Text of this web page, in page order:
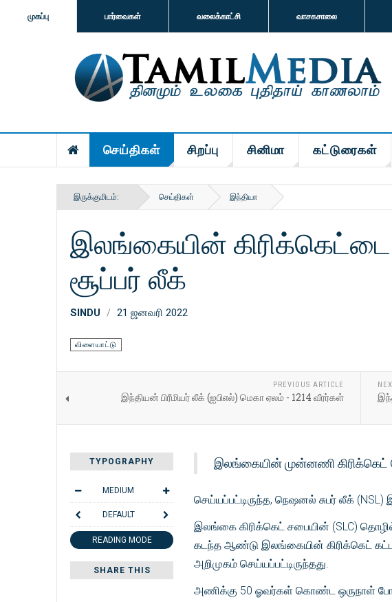
முகப்பு பார்வைகள் வலைக்காட்சி வாசகசாலை
செய்திகள் சிறப்பு சினிமா கட்டுரைகள்
இருக்குமிடம்: செய்திகள் இந்தியா
இலங்கையின்
சூப்பர் லீக்
SINDU 21 ஜனவரி 2022
விளையாட்டு
PREVIOUS ARTICLE
இந்தியன் பிரீமியர் லீக் (ஐபிஎல்) மெகா ஏலம் - 1214 வீரர்கள்
TYPOGRAPHY
MEDIUM
DEFAULT
READING MODE
SHARE THIS
இலங்கையின் முன்னணி
செய்யப்பட்டிருந்த, நெஷனல் சுபர் லீக்
இலங்கை கிரிக்கெட் சபையின் (SLC)
கடந்த ஆண்டு இலங்கையின் கிரிக்கெட்
அறிமுகம் செய்யப்பட்டிருந்தது.
அணிக்கு 50 ஓவர்கள் கொண்ட ஒருநாள்